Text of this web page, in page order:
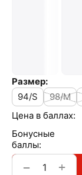
Размер:
94/S
98/M
Цена в баллах:
Бонусные
баллы:
+
−